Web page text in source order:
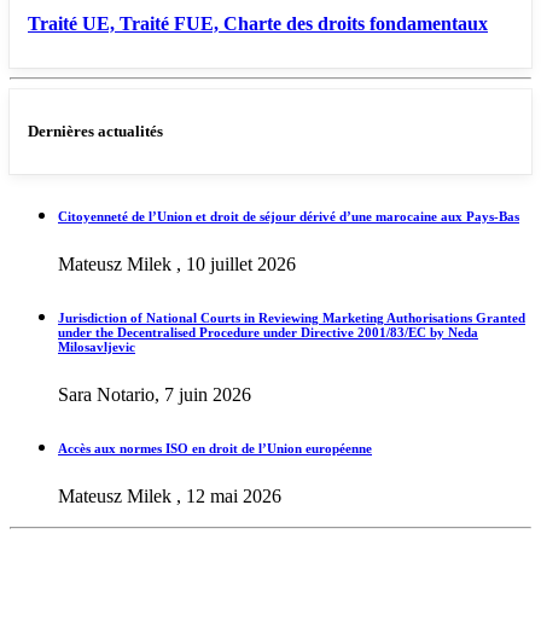
Traité UE, Traité FUE, Charte des droits fondamentaux
Dernières actualités
Citoyenneté de l’Union et droit de séjour dérivé d’une marocaine aux Pays-Bas
Mateusz Milek , 10 juillet 2026
Jurisdiction of National Courts in Reviewing Marketing Authorisations Granted
under the Decentralised Procedure under Directive 2001/83/EC by Neda
Milosavljevic
Sara Notario, 7 juin 2026
Accès aux normes ISO en droit de l’Union européenne
Mateusz Milek , 12 mai 2026